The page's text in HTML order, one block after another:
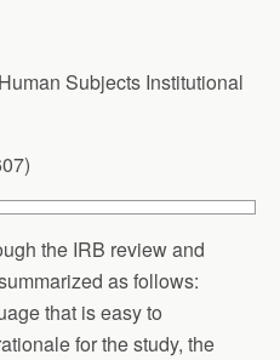
Subjects Institutional
the IRB review and
as follows:
that is easy to
for the study, the